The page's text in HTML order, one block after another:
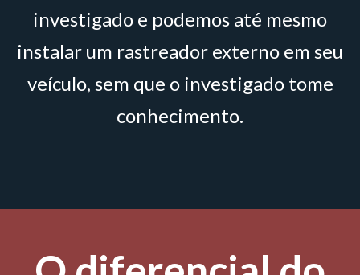
investigado e podemos até mesmo
instalar um rastreador externo em seu
veículo, sem que o investigado tome
conhecimento.